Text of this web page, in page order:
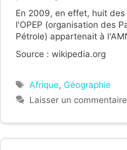
En 2009, en effet, huit
l'OPEP (organisation des
Pétrole) appartenait à
Source : wikipedia.org
Étiquettes
Afrique, Géographie
Laisser un commentaire